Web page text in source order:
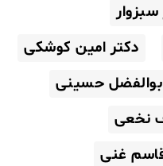
دکتر امین کوشکی
حسینی
نخعی
غنی